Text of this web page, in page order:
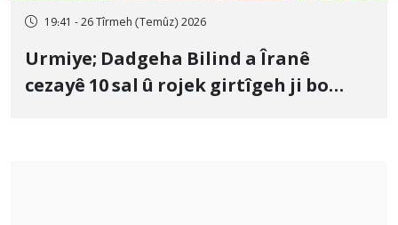
19:41 - 26 Tîrmeh (Temûz) 2026
Urmiye; Dadgeha Bilind a Îranê
cezayê 10 sal û rojek girtîgeh ji bo